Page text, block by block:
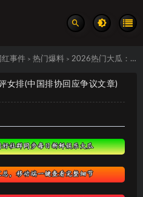
红事件 > 热门爆料 > 2026热门大瓜：中国排协批评女排(中国排协回应争议文章) 真实事件汇总
女排(中国排协回应争议文章)